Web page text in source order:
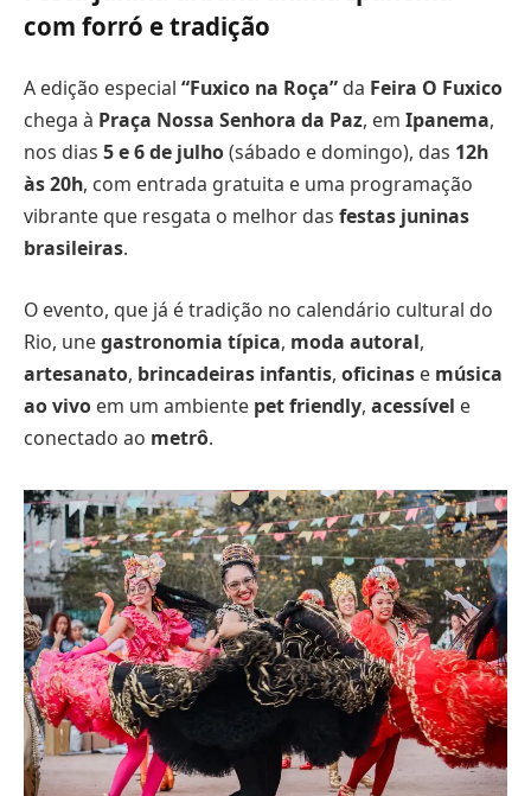
com forró e tradição
A edição especial “Fuxico na Roça” da Feira O Fuxico
chega à Praça Nossa Senhora da Paz, em Ipanema,
nos dias 5 e 6 de julho(sábado e domingo), das 12h
às 20h, com entrada gratuita e uma programação
vibrante que resgata o melhor das festas juninas
brasileiras.
O evento, que já é tradição no calendário cultural do
Rio, unegastronomia típica, moda autoral,
artesanato, brincadeiras infantis, oficinas e música
ao vivo em um ambiente pet friendly, acessível e
conectado ao metrô.